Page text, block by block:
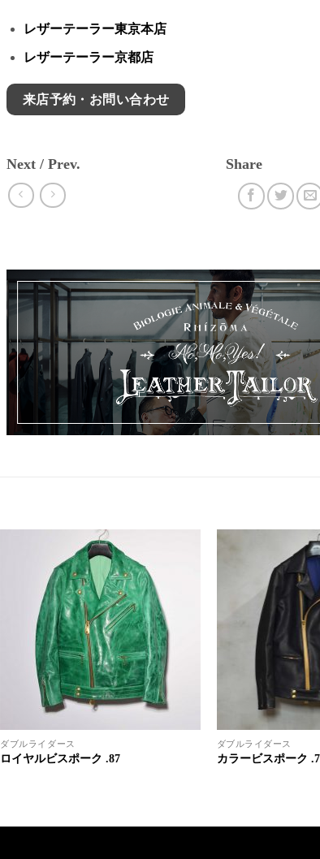
レザーテーラー東京本店
レザーテーラー京都店
来店予約・お問い合わせ
Next / Prev. Share
ダブルライダース
ロイヤルビスポーク .87
ダブルライダース
カラービスポーク